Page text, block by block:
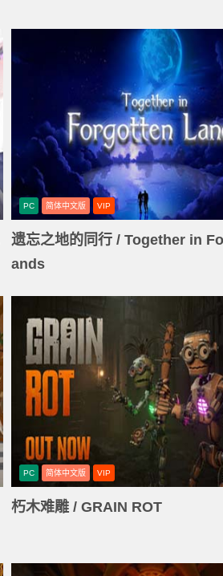
PC 简体中文版 VIP
遗忘之地的同行 / Together in
ands
PC 简体中文版 VIP
朽木难雕 / GRAIN ROT